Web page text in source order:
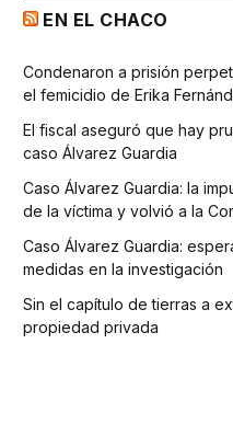
EN EL CHACO
Condenaron a prisión
el femicidio de Erika
El fiscal aseguró que hay
caso Álvarez Guardia
Caso Álvarez Guardia: la
de la víctima y volvió a la
Caso Álvarez Guardia:
medidas en la investigación
Sin el capítulo de tierras a
propiedad privada